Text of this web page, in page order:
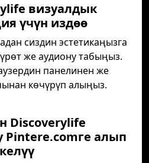
визуалдык
үчүн издөө
сиздин эстетикаңызга
же аудиону табыңыз.
панелинен же
көчүрүп алыңыз.
Discoverylife
Pintere.comге алып
келүү